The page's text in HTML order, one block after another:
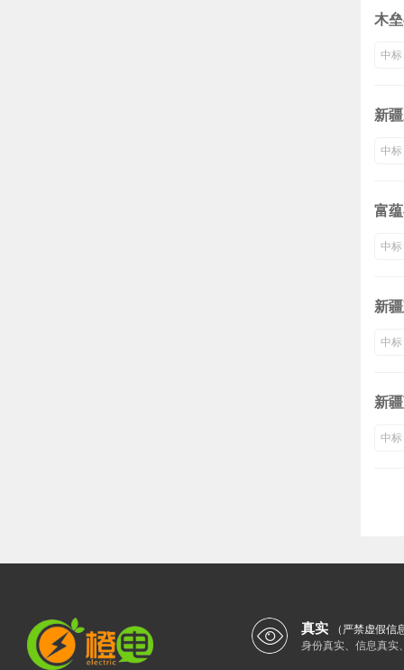
木
中
新
中标
富
中
新
中
新
中标
真实
（严禁虚假信
身份真实、信息真实